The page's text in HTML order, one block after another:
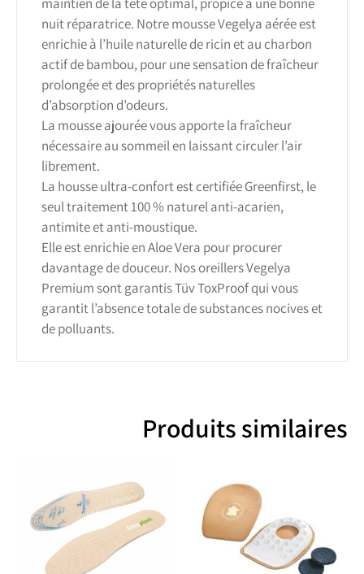
maintien de la tête optimal, propice à une bonne
nuit réparatrice. Notre mousse Vegelya aérée est
enrichie à l’huile naturelle de ricin et au charbon
actif de bambou, pour une sensation de fraîcheur
prolongée et des propriétés naturelles
d’absorption d’odeurs.
La mousse ajourée vous apporte la fraîcheur
nécessaire au sommeil en laissant circuler l’air
librement.
La housse ultra-confort est certifiée Greenfirst, le
seul traitement 100 % naturel anti-acarien,
antimite et anti-moustique.
Elle est enrichie en Aloe Vera pour procurer
davantage de douceur. Nos oreillers Vegelya
Premium sont garantis Tüv ToxProof qui vous
garantit l’absence totale de substances nocives et
de polluants.
Produits similaires